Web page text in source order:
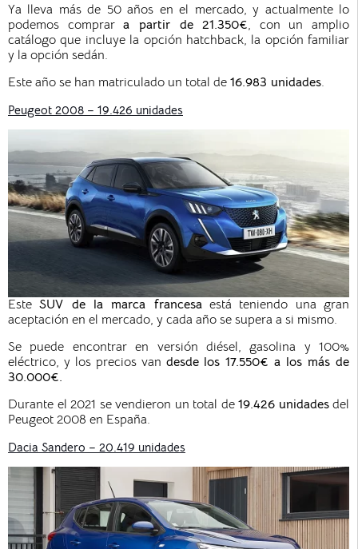
Ya lleva más de 50 años en el mercado, y actualmente lo
podemos comprara partir de 21.350€, con un amplio
catálogo que incluye la opción hatchback, la opción familiar
y la opción sedán.
Este año se han matriculado un total de 16.983 unidades.
Peugeot 2008 – 19.426 unidades
EsteSUV de la marca francesaestá teniendo una gran
aceptación en el mercado, y cada año se supera a si mismo.
Se puede encontrar en versión diésel, gasolina y 100%
eléctrico, y los precios van desde los 17.550€ a los más de
30.000€.
Durante el 2021 se vendieron un total de 19.426 unidadesdel
Peugeot 2008 en España.
Dacia Sandero – 20.419 unidades